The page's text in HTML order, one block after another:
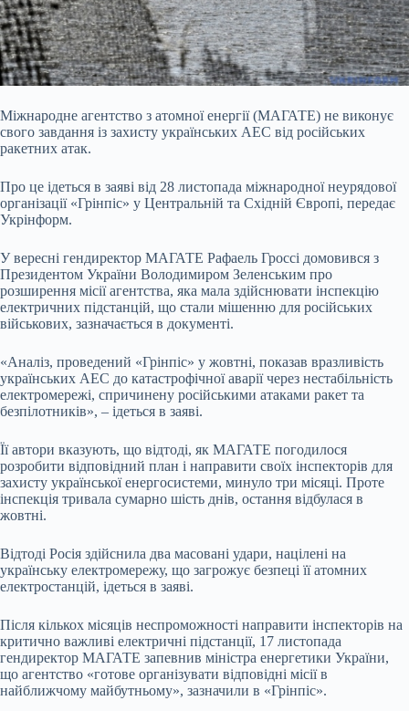
Міжнародне агентство з атомної енергії (МАГАТЕ) не виконує
свого завдання із захисту українських АЕС від російських
ракетних атак.
Про це ідеться в заяві від 28 листопада міжнародної неурядової
організації «Грінпіс» у Центральній та Східній Європі, передає
Укрінформ.
У вересні гендиректор МАГАТЕ Рафаель Гроссі домовився з
Президентом України Володимиром Зеленським про
розширення місії агентства, яка мала здійснювати інспекцію
електричних підстанцій, що стали мішенню для російських
військових, зазначається в документі.
«Аналіз, проведений «Грінпіс» у жовтні, показав вразливість
українських АЕС до катастрофічної аварії через нестабільність
електромережі, спричинену російськими атаками ракет та
безпілотників», – ідеться в заяві.
Її автори вказують, що відтоді, як МАГАТЕ погодилося
розробити відповідний план і направити своїх інспекторів для
захисту української енергосистеми, минуло три місяці. Проте
інспекція тривала сумарно шість днів, остання відбулася в
жовтні.
Відтоді Росія здійснила два масовані удари, націлені на
українську електромережу, що загрожує безпеці її атомних
електростанцій, ідеться в заяві.
Після кількох місяців неспроможності направити інспекторів на
критично важливі електричні підстанції, 17 листопада
гендиректор МАГАТЕ запевнив міністра енергетики України,
що агентство «готове організувати відповідні місії в
найближчому майбутньому», зазначили в «Грінпіс».